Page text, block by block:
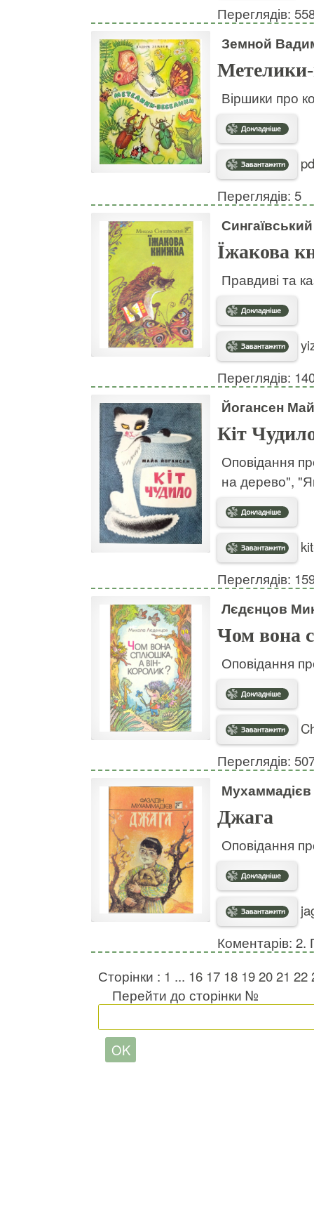
Переглядів:
Земной
Віршики про
Переглядів: 5
Їжакова
Правдиві та
Переглядів:
Йогансен
Кіт
Оповідання
на дерево",
Переглядів:
Лєдєнцов
Чом вона
Оповідання
Переглядів:
Мухаммадієв
Джага
Оповідання
Коментарів: 2.
Сторінки : 1 ... 16 17 18 192021 22
Перейти до сторінки №